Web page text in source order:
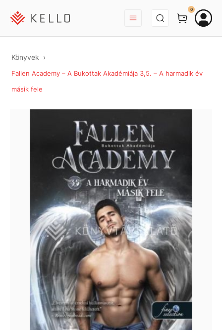
BEJELENTKEZÉS
0
Könyvek
Fallen Academy – A Bukottak Akadémiája 3,5. – A harmadik év
másik fele